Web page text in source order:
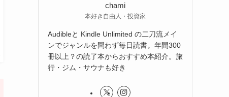
chami
本好き自由人・投資家
Audibleと Kindle Unlimited の二刀流メイ
ンでジャンルを問わず毎日読書。年間300
冊以上？の読了本からおすすめ本紹介。旅
行・ジム・サウナも好き